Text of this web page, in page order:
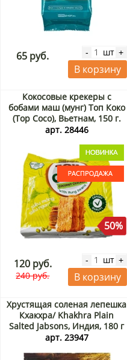
65 руб. - шт +
В корзину
Кокосовые крекеры с
бобами маш (мунг) Топ Коко
(Top Coco), Вьетнам, 150 г.
Срок до 06.09.2026.
арт. 28446
50%
120 руб.
240 руб.
- шт +
В корзину
Хрустящая соленая лепешка
Кхакхра/ Khakhra Plain
Salted Jabsons, Индия, 180 г
арт. 23947